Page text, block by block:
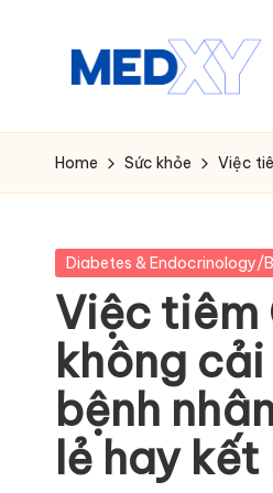
M
e
x
y
A
I
Home Sức khỏe Việc
Posted
Diabetes & Endocrinology/
Việc tiêm
không
bệnh
lẻ hay